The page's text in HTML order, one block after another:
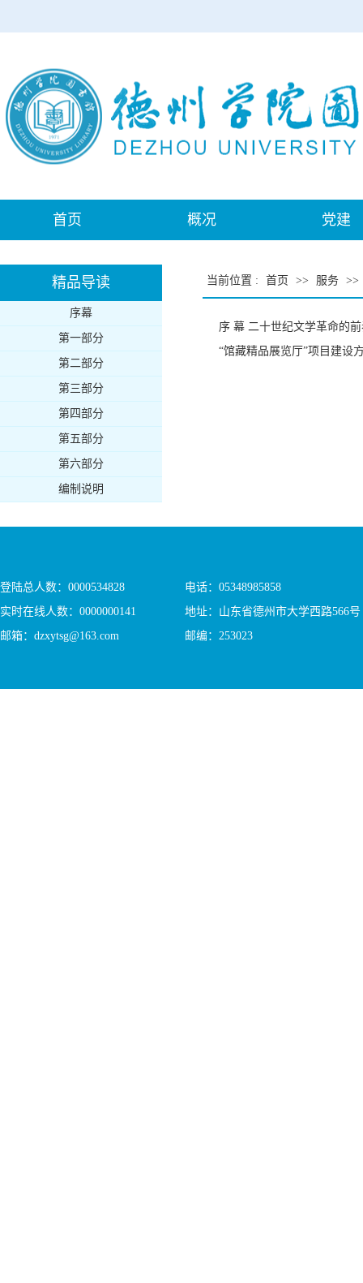
首页 概况 党建
精品导读
序幕
第一部分
第二部分
第三部分
第四部分
第五部分
第六部分
编制说明
当前位置 : 首页 >> 服务 >>
序 幕 二十世纪文学革命的
“馆藏精品展览厅”项目建设
登陆总人数： 0000534828
实时在线人数： 0000000141
邮箱：dzxytsg@163.com
电话：05348985858
地址：山东省德州市大学西路566号
邮编：253023